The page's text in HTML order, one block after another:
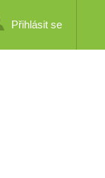
Přihlásit se